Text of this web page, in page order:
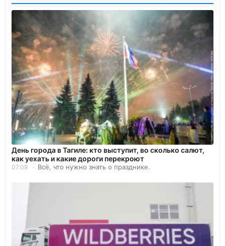
День города в Тагиле: кто выступит, во сколько салют,
как уехать и какие дороги перекроют
07.08 Всё, что нужно знать о празднике.